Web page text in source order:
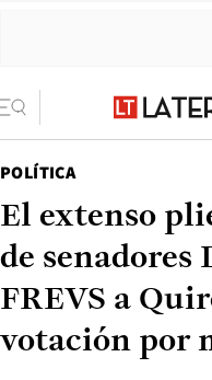
POLÍTICA
El extenso
de senadores
FREVS a
votación por